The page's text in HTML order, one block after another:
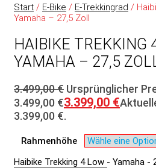
Start / E-Bike / E-Trekkingrad /
Yamaha – 27,5 Zoll
HAIBIKE TREKKING
YAMAHA – 27,5
3.499,00€ Ursprünglicher
3.499,00 €3.399,00 €
3.399,00 €.
Rahmenhöhe
Haibike Trekking 4 Low - Yamaha -